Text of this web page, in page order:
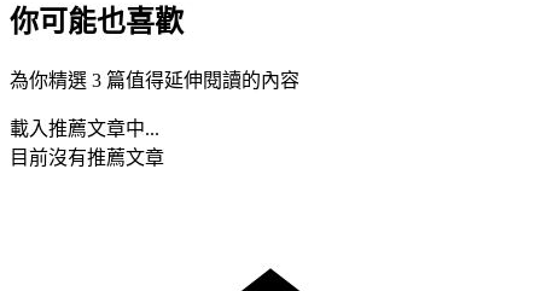
你可能也喜歡
為你精選 3 篇值得延伸閱讀的內容
載入推薦文章中...
目前沒有推薦文章